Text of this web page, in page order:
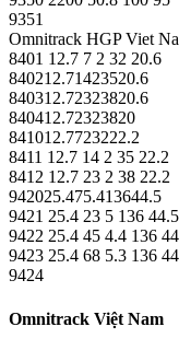
9351
Omnitrack HGP Viet
8401 12.7 7 2 32 20.6
840212.71423520.6
840312.72323820.6
840412.72323820
841012.7723222.2
8411 12.7 14 2 35 22.2
8412 12.7 23 2 38 22.2
942025.475.413644.5
9421 25.4 23 5 136 44.5
9422 25.4 45 4.4 136
9423 25.4 68 5.3 136
9424
Omnitrack Việt Nam